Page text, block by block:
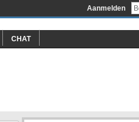
Aanmelden
CHAT